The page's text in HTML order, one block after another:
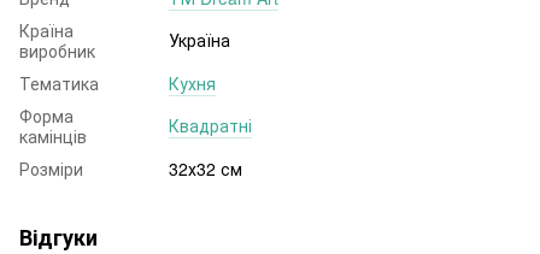
Країна
виробник
Україна
Тематика
Кухня
Форма
камінців
Квадратні
Розміри
32х32 см
Відгуки